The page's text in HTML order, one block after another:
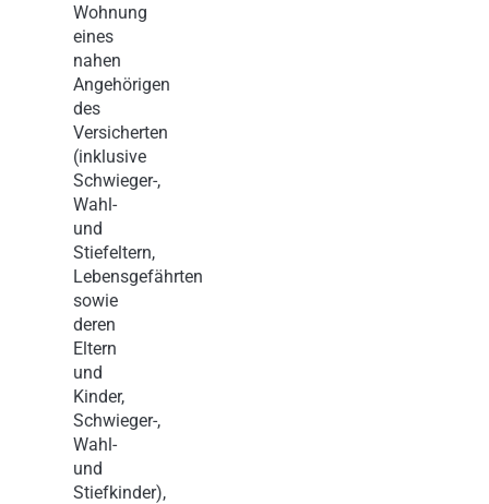
Wohnung
eines
nahen
Angehörigen
des
Versicherten
(inklusive
Schwieger-,
Wahl-
und
Stiefeltern,
Lebensgefährten
sowie
deren
Eltern
und
Kinder,
Schwieger-,
Wahl-
und
Stiefkinder),